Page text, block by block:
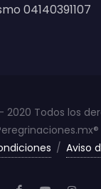
04140391107
2020 Todos los
/ Aviso